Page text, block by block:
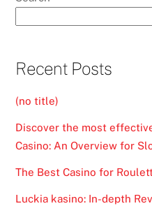
Recent Posts
(no title)
Discover the most
Casino: An Overview for
The Best Casino for
Luckia kasino: In-depth